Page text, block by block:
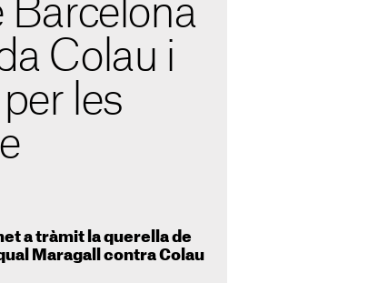
Barcelona
Colau i
les
a tràmit la querella de
Maragall contra Colau